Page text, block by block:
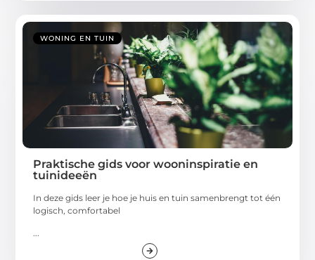
WONING EN TUIN
Praktische gids voor wooninspiratie en
tuinideeën
In deze gids leer je hoe je huis en tuin samenbrengt tot één
logisch, comfortabel
...